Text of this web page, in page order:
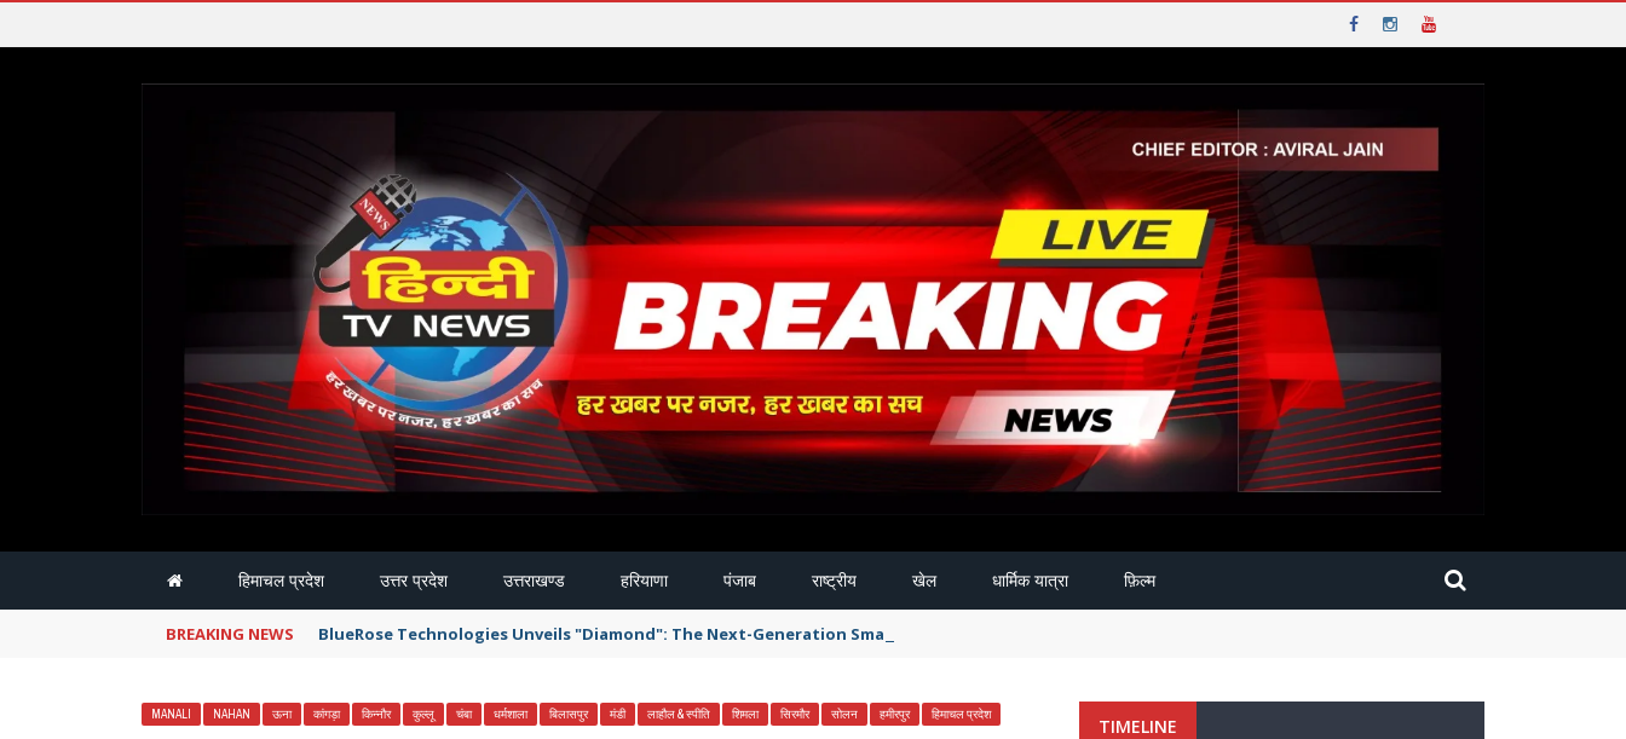
हिमाचल प्रदेश उत्तर प्रदेश उत्तराखण्ड हरियाणा पंजाब राष्ट्रीय खेल धार्मिक यात्रा फ़िल्म
BREAKING NEWS BlueRose Technologies Unveils "Diamond": The Next-Generation Smart Delivery System for High-Stakes Document Logistics
MANALI NAHAN ऊना कांगड़ा किन्नौर कुल्लू चंबा धर्मशाला बिलासपुर मंडी लाहौल & स्पीति शिमला सिरमौर सोलन हमीरपुर हिमाचल प्रदेश
TIMELINE